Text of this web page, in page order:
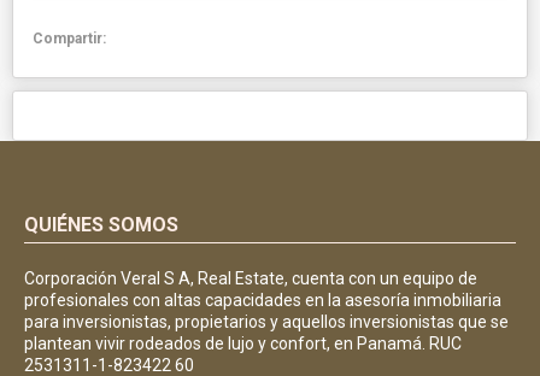
Compartir:
QUIÉNES SOMOS
Corporación Veral S A, Real Estate, cuenta con un equipo de
profesionales con altas capacidades en la asesoría inmobiliaria
para inversionistas, propietarios y aquellos inversionistas que se
plantean vivir rodeados de lujo y confort, en Panamá. RUC
2531311-1-823422 60